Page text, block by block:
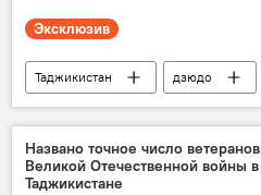
Эксклюзив
Таджикистан дзюдо
чемпионат
Таджикистан: свежие новости спорта
Названо точное число ветеранов
Великой Отечественной войны в
Таджикистане